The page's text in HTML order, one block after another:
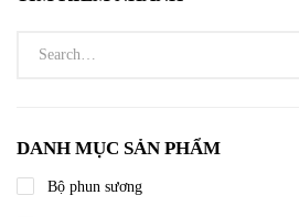
DANH MỤC SẢN PHẨM
Bộ phun sương